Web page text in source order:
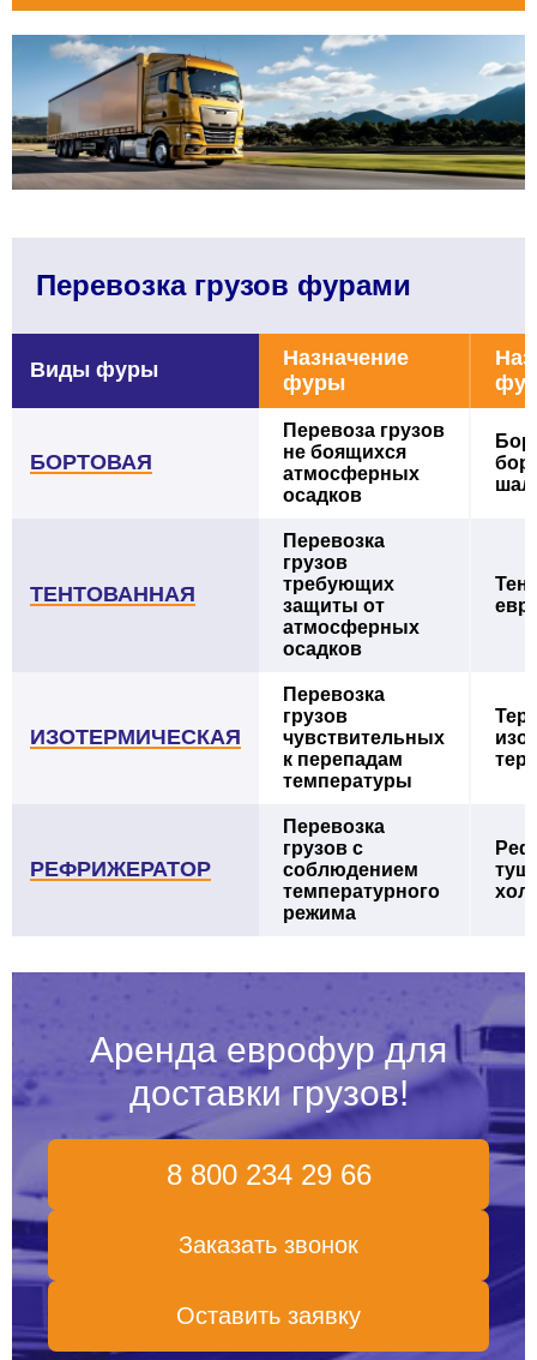
Перевозка грузов фурами
Виды фуры
Назначение
фуры
БОРТОВАЯ
Перевоза грузов
не боящихся
атмосферных
осадков
ТЕНТОВАННАЯ
Перевозка
грузов
требующих
защиты от
атмосферных
осадков
ИЗОТЕРМИЧЕСКАЯ
Перевозка
грузов
чувствительных
к перепадам
температуры
РЕФРИЖЕРАТОР
Перевозка
грузов с
соблюдением
температурного
режима
Аренда еврофур для
доставки грузов!
8 800 234 29 66
Заказать звонок
Оставить заявку